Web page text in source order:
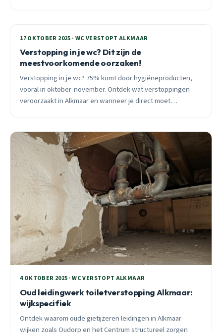
17 OKTOBER 2025 · WC VERSTOPT ALKMAAR
Verstopping in je wc? Dit zijn de
meestvoorkomende oorzaken!
Verstopping in je wc? 75% komt door hygiëneproducten,
vooral in oktober-november. Ontdek wat verstoppingen
veroorzaakt in Alkmaar en wanneer je direct moet
4 OKTOBER 2025 · WC VERSTOPT ALKMAAR
Oud leidingwerk toiletverstopping Alkmaar:
wijkspecifiek
Ontdek waarom oude gietijzeren leidingen in Alkmaar
wijken zoals Oudorp en het Centrum structureel zorgen